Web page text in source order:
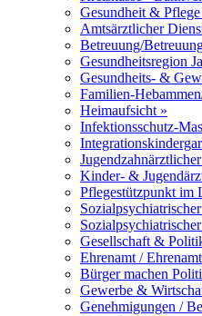
Gesundheit & Pflege
Amtsärztlicher
Betreuung/
Gesundheitsregion
Gesundheits- &
Familien-
Heimaufsicht »
Infektionsschutz-
Kinder- &
Pflegestützpunkt im
Gesellschaft &
Ehrenamt /
Bürger machen
Gewerbe &
Genehmigungen /